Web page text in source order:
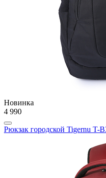
Новинка
4 990
Рюкзак городской Tigernu T-